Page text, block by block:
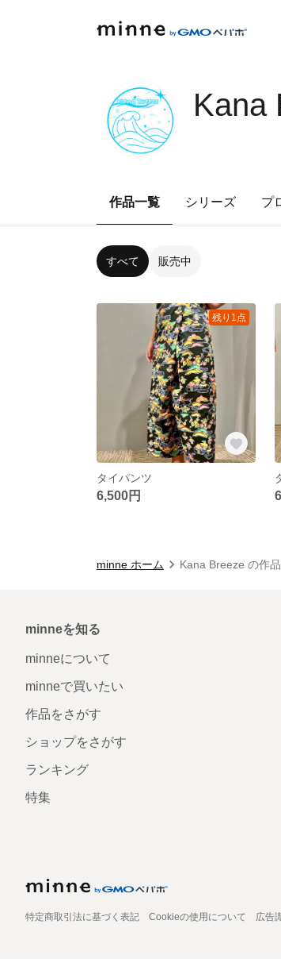
Kana
作品一覧 シリーズ プ
すべて 販売中
残り1点
タイパンツ
6,500円
minne ホーム Kana Breeze の作
minneを知る
minneについて
minneで買いたい
作品をさがす
ショップをさがす
ランキング
特集
特定商取引法に基づく表記 Cookieの使用について 広告